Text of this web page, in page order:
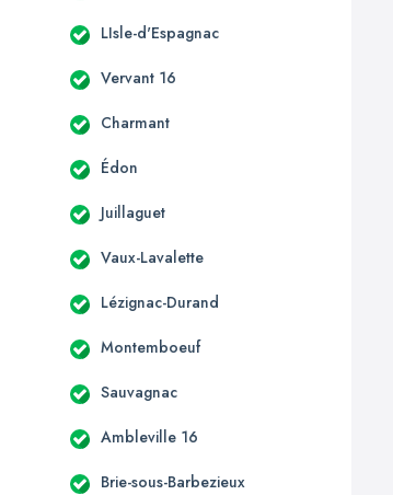
LIsle-d'Espagnac
Vervant 16
Charmant
Édon
Juillaguet
Vaux-Lavalette
Lézignac-Durand
Montemboeuf
Sauvagnac
Ambleville 16
Brie-sous-Barbezieux